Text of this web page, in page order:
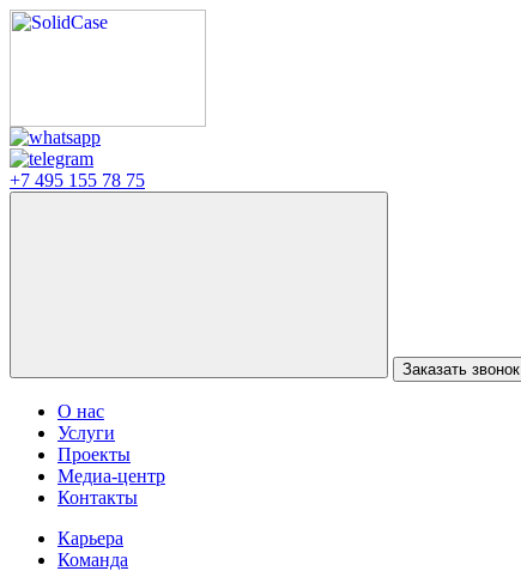
+7 495 155 78 75
Заказать звонок
О нас
Услуги
Проекты
Медиа-центр
Контакты
Карьера
Команда